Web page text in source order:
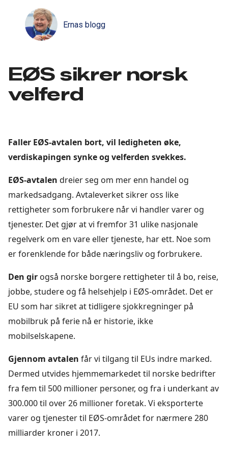
Ernas blogg
EØS sikrer norsk
velferd
Faller EØS-avtalen bort, vil ledigheten øke,
verdiskapingen synke og velferden svekkes.
EØS-avtalen dreier seg om mer enn handel og
markedsadgang. Avtaleverket sikrer oss like
rettigheter som forbrukere når vi handler varer og
tjenester. Det gjør at vi fremfor 31 ulike nasjonale
regelverk om en vare eller tjeneste, har ett. Noe som
er forenklende for både næringsliv og forbrukere.
Den gir også norske borgere rettigheter til å bo, reise,
jobbe, studere og få helsehjelp i EØS-området. Det er
EU som har sikret at tidligere sjokkregninger på
mobilbruk på ferie nå er historie, ikke
mobilselskapene.
Gjennom avtalen får vi tilgang til EUs indre marked.
Dermed utvides hjemmemarkedet til norske bedrifter
fra fem til 500 millioner personer, og fra i underkant av
300.000 til over 26 millioner foretak. Vi eksporterte
varer og tjenester til EØS-området for nærmere 280
milliarder kroner i 2017.